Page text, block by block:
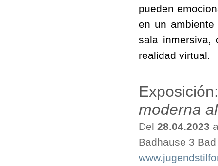
pueden
en un
sala inmersiva,
realidad virtual.
moderna
Del 28.04.2023
Badhause 3